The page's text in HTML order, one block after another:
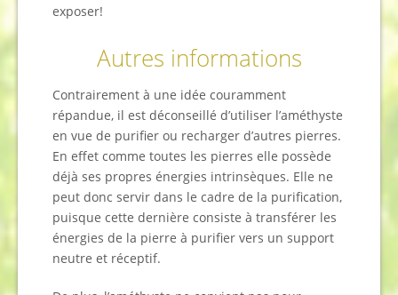
exposer!
Autres informations
Contrairement à une idée couramment
répandue, il est déconseillé d’utiliser l’améthyste
en vue de purifier ou recharger d’autres pierres.
En effet comme toutes les pierres elle possède
déjà ses propres énergies intrinsèques. Elle ne
peut donc servir dans le cadre de la purification,
puisque cette dernière consiste à transférer les
énergies de la pierre à purifier vers un support
neutre et réceptif.